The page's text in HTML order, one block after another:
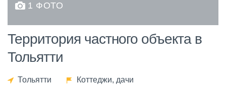
1 ФОТО
Территория частного объекта в
Тольятти
Тольятти Коттеджи, дачи